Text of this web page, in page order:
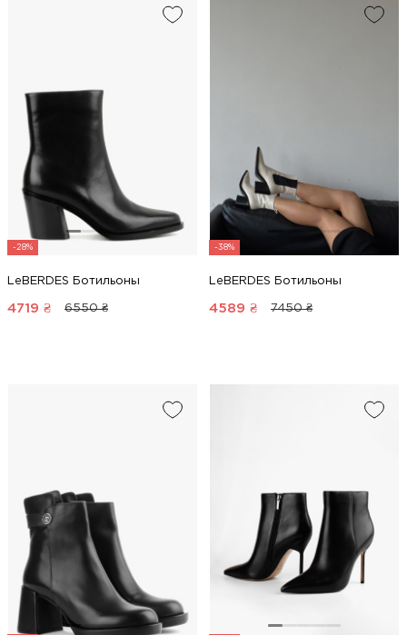
-28%
LeBERDES Ботильоны
4719 ₴ 6550 ₴
-38%
LeBERDES Ботильоны
4589 ₴ 7450 ₴